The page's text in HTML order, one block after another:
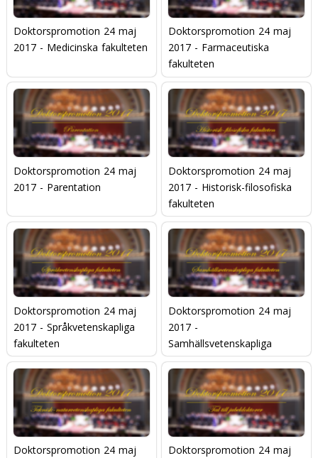
Doktorspromotion 24 maj
2017 - Medicinska fakulteten
Doktorspromotion 24 maj
2017 - Farmaceutiska
fakulteten
Doktorspromotion 24 maj
2017 - Parentation
Doktorspromotion 24 maj
2017 - Historisk-filosofiska
fakulteten
Doktorspromotion 24 maj
2017 - Språkvetenskapliga
fakulteten
Doktorspromotion 24 maj
2017 -
Samhällsvetenskapliga
fakulteten
Doktorspromotion 24 maj
Doktorspromotion 24 maj